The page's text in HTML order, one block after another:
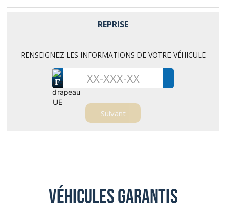
REPRISE
RENSEIGNEZ LES INFORMATIONS DE VOTRE VÉHICULE
F
Véhicules garantis